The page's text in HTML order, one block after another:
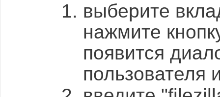
выберите
нажмите
появится
пользователя